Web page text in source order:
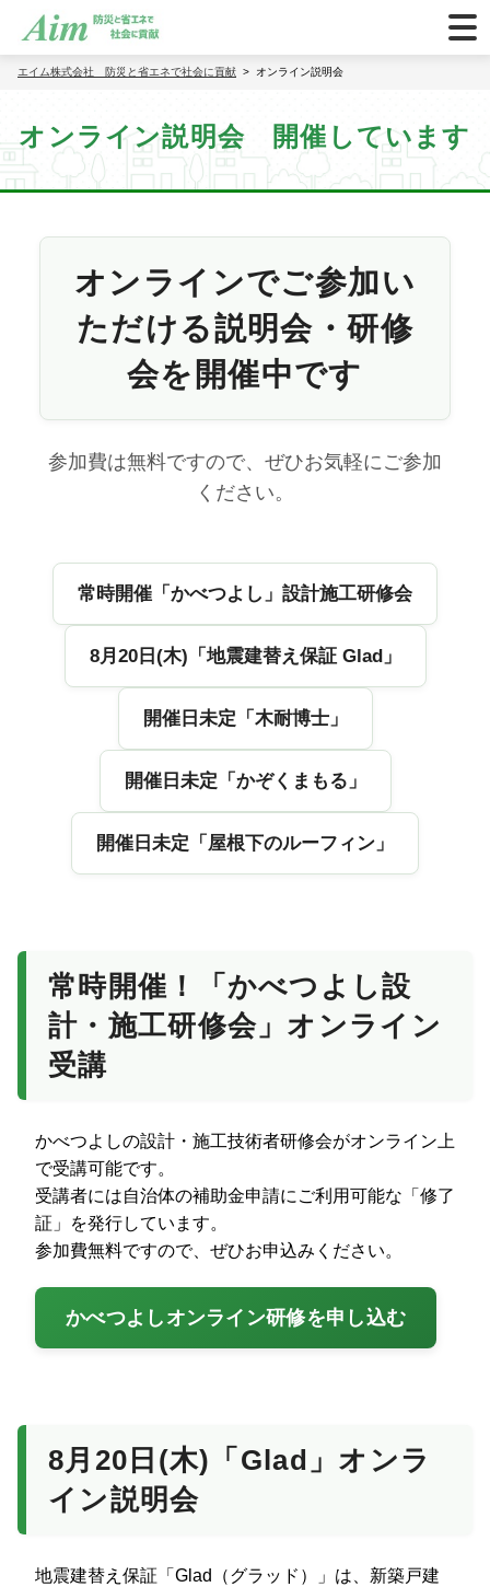
エイム株式会社 防災と省エネで社会に貢献 オンライン説明会
オンライン説明会 開催しています
オンラインでご参加い
ただける説明会・研修
会を開催中です
参加費は無料ですので、ぜひお気軽にご参加
ください。
常時開催「かべつよし」設計施工研修会
8月20日(木)「地震建替え保証 Glad」
開催日未定「木耐博士」
開催日未定「かぞくまもる」
開催日未定「屋根下のルーフィン」
常時開催！「かべつよし設
計・施工研修会」オンライン
受講
かべつよしの設計・施工技術者研修会がオンライン上
で受講可能です。
受講者には自治体の補助金申請にご利用可能な「修了
証」を発行しています。
参加費無料ですので、ぜひお申込みください。
かべつよしオンライン研修を申し込む
8月20日(木)「Glad」オンラ
イン説明会
地震建替え保証「Glad（グラッド）」は、新築戸建